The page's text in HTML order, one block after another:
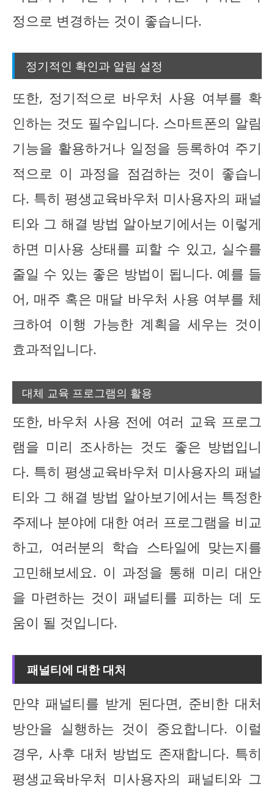
정으로 변경하는 것이 좋습니다.
정기적인 확인과 알림 설정
또한, 정기적으로 바우처 사용 여부를 확
인하는 것도 필수입니다. 스마트폰의 알림
기능을 활용하거나 일정을 등록하여 주기
적으로 이 과정을 점검하는 것이 좋습니
다. 특히 평생교육바우처 미사용자의 패널
티와 그 해결 방법 알아보기에서는 이렇게
하면 미사용 상태를 피할 수 있고, 실수를
줄일 수 있는 좋은 방법이 됩니다. 예를 들
어, 매주 혹은 매달 바우처 사용 여부를 체
크하여 이행 가능한 계획을 세우는 것이
효과적입니다.
대체 교육 프로그램의 활용
또한, 바우처 사용 전에 여러 교육 프로그
램을 미리 조사하는 것도 좋은 방법입니
다. 특히 평생교육바우처 미사용자의 패널
티와 그 해결 방법 알아보기에서는 특정한
주제나 분야에 대한 여러 프로그램을 비교
하고, 여러분의 학습 스타일에 맞는지를
고민해보세요. 이 과정을 통해 미리 대안
을 마련하는 것이 패널티를 피하는 데 도
움이 될 것입니다.
패널티에 대한 대처
만약 패널티를 받게 된다면, 준비한 대처
방안을 실행하는 것이 중요합니다. 이럴
경우, 사후 대처 방법도 존재합니다. 특히
평생교육바우처 미사용자의 패널티와 그